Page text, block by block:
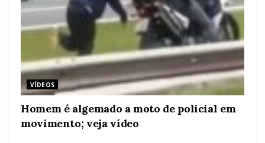
VÍDEOS
Homem é algemado a moto de policial em
movimento; veja vídeo